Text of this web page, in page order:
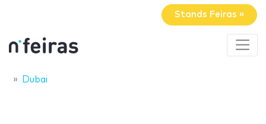
Stands Feiras »
Dubai